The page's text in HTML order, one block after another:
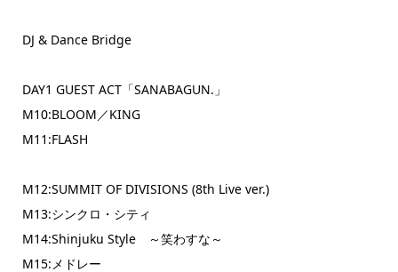
DJ & Dance Bridge
DAY1 GUEST ACT「SANABAGUN.」
M10:BLOOM／KING
M11:FLASH
M12:SUMMIT OF DIVISIONS (8th Live ver.)
M13:シンクロ・シティ
M14:Shinjuku Style ～笑わすな～
M15:メドレー